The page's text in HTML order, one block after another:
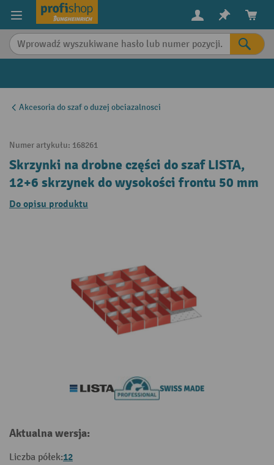
content
Akcesoria do szaf o duzej obciazalnosci
Numer artykułu: 168261
Skrzynki na drobne części do szaf LISTA,
12+6 skrzynek do wysokości frontu 50 mm
Do opisu produktu
Aktualna wersja:
Liczba półek:12